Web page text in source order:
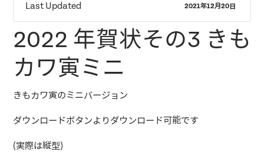
Last Updated 2021年12月20日
2022 年賀状その3 きも
カワ寅ミニ
きもカワ寅のミニバージョン
ダウンロードボタンよりダウンロード可能です
(実際は縦型)